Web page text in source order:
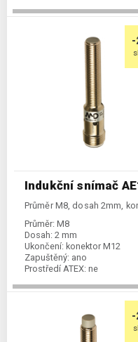
-
Indukční snímač
Průměr M8, dosah 2mm,
Průměr: M8
Dosah: 2 mm
Ukončení: konektor M12
Zapuštěný: ano
Prostředí ATEX: ne
-